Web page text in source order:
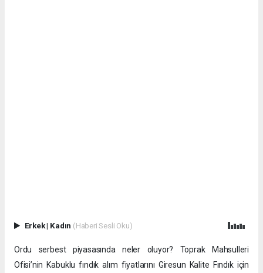
Erkek| Kadın (Haberi Sesli Oku)
Ordu serbest piyasasında neler oluyor? Toprak Mahsulleri
Ofisi’nin Kabuklu fındık alım fiyatlarını Giresun Kalite Fındık için